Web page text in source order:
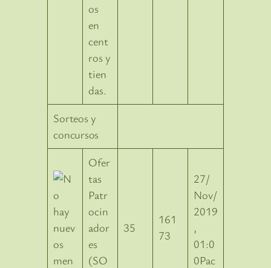
os
en
cent
ros y
tien
das.
Sorteos y
concursos
Ofer
tas
Patr
ocin
ador
es
(SO
35
161
73
27/
Nov/
2019
,
01:0
0Pac